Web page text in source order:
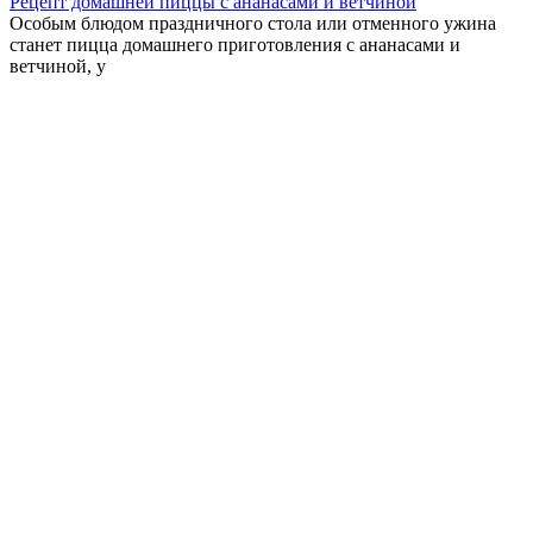
Особым блюдом праздничного стола или отменного ужина
станет пицца домашнего приготовления с ананасами и
ветчиной, у